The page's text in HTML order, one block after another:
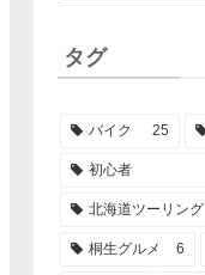
タグ
バイク 25
初心者
北海道ツーリング
桐生グルメ 6